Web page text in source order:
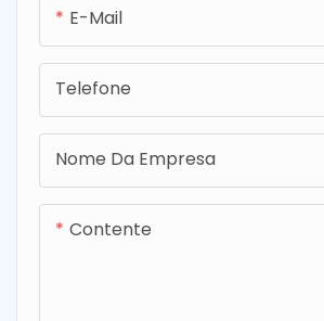
hidrogênio
E-Mail
Telefone
Nome Da Empresa
Contente